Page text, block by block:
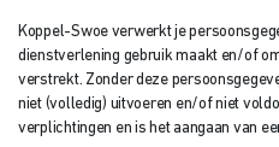
Koppel-Swoe verwerkt je
dienstverlening gebruik maakt en/of
verstrekt. Zonder deze
niet (volledig) uitvoeren en/of niet
verplichtingen en is het aangaan van